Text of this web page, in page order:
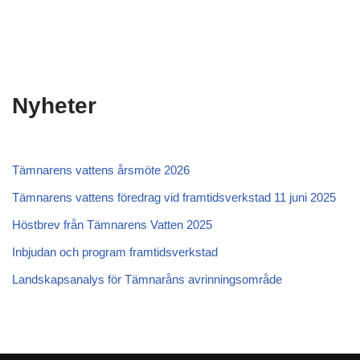
Nyheter
Tämnarens vattens årsmöte 2026
Tämnarens vattens föredrag vid framtidsverkstad 11 juni 2025
Höstbrev från Tämnarens Vatten 2025
Inbjudan och program framtidsverkstad
Landskapsanalys för Tämnaråns avrinningsområde